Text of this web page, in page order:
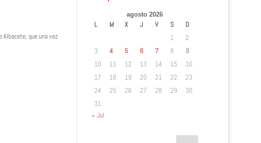
que una vez
agosto 2026
L M X J V S
D
1
2
3
4 5 6 7 8
9
10
11 12 13 14 15
16
17
18 19 20 21 22
23
24
25 26 27 28 29
30
31
« Jul